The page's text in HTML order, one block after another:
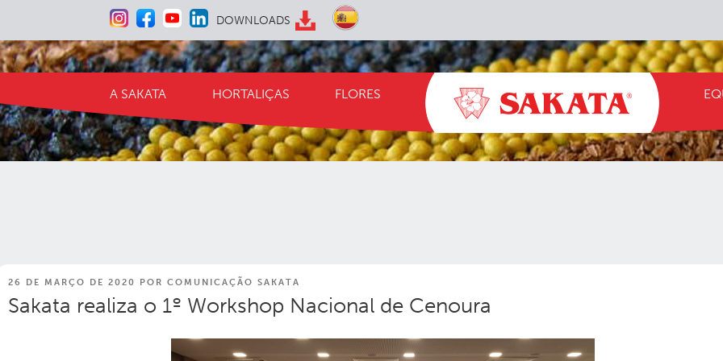
o
conteúdo
DOWNLOADS
A SAKATA HORTALIÇAS FLORES
PUBLICADO
26 DE MARÇO DE 2020 POR COMUNICAÇÃO SAKATA
Sakata realiza o 1º Workshop Nacional de Cenoura